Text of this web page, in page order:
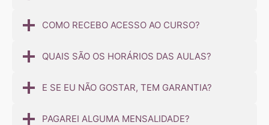
COMO RECEBO ACESSO AO CURSO?
QUAIS SÃO OS HORÁRIOS DAS AULAS?
E SE EU NÃO GOSTAR, TEM GARANTIA?
PAGAREI ALGUMA MENSALIDADE?